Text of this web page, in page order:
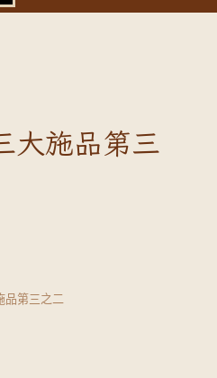
大施品第三
品第三之二